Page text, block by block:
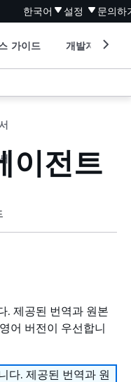
한국어 설정 문의하
가이드 개발자 도구
이전트
. 제공된 번역과 원본
어 버전이 우선합니
다. 제공된 번역과 원